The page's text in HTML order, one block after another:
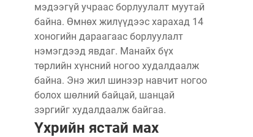
мэдээгүй учраас борлуулалт муутай
байна. Өмнөх жилүүдээс харахад 14
хоногийн дараагаас борлуулалт
нэмэгдээд явдаг. Манайх бүх
төрлийн хүнсний ногоо худалдаалж
байна. Энэ жил шинээр навчит ногоо
болох шөлний байцай, шанцай
зэргийг худалдаалж байгаа.
Үхрийн ястай мах